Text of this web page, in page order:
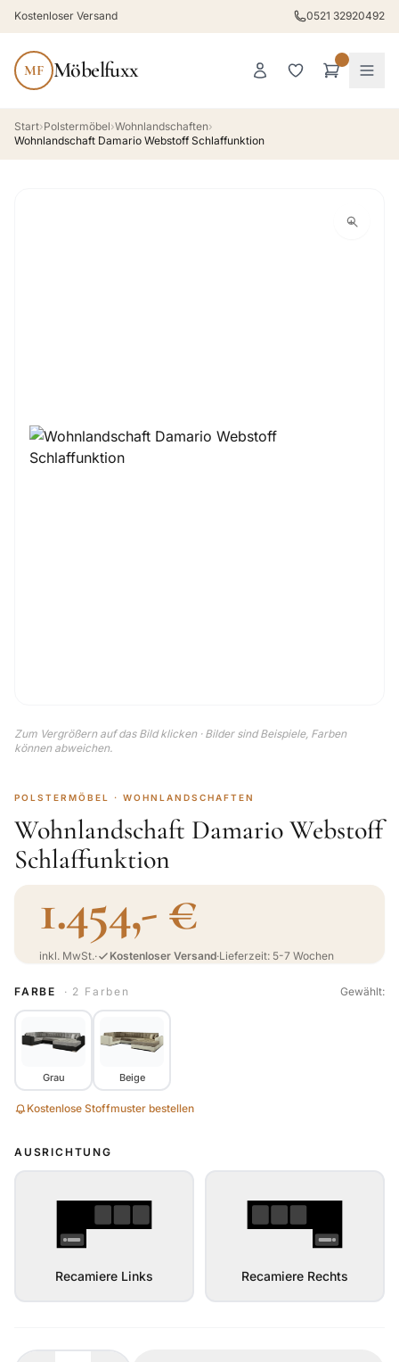
Kostenloser Versand 0521 32920492
MF Möbelfuxx
Start›Polstermöbel›Wohnlandschaften›
Wohnlandschaft Damario Webstoff Schlaffunktion
Zum Vergrößern auf das Bild klicken · Bilder sind Beispiele, Farben
können abweichen.
POLSTERMÖBEL · WOHNLANDSCHAFTEN
Wohnlandschaft Damario Webstoff
Schlaffunktion
1.454,- €
inkl. MwSt.· Kostenloser Versand·Lieferzeit: 5-7 Wochen
FARBE · 2 Farben Gewählt:
Grau Beige
Kostenlose Stoffmuster bestellen
AUSRICHTUNG
Recamiere Links Recamiere Rechts